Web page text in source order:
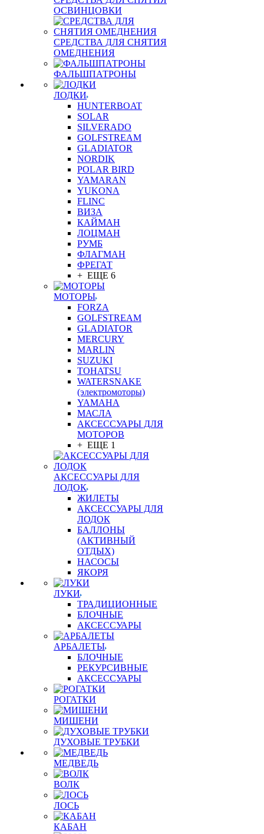
ОСВИНЦОВКИ
СРЕДСТВА ДЛЯ СНЯТИЯ
ОМЕДНЕНИЯ
ФАЛЬШПАТРОНЫ
ЛОДКИ
HUNTERBOAT
SOLAR
SILVERADO
GOLFSTREAM
GLADIATOR
NORDIK
POLAR BIRD
YAMARAN
YUKONA
FLINC
ВИЗА
КАЙМАН
ЛОЦМАН
РУМБ
ФЛАГМАН
ФРЕГАТ
+ ЕЩЕ 6
МОТОРЫ
FORZA
GOLFSTREAM
GLADIATOR
MERCURY
MARLIN
SUZUKI
TOHATSU
WATERSNAKE
(электромоторы)
YAMAHA
МАСЛА
АКСЕССУАРЫ ДЛЯ
МОТОРОВ
+ ЕЩЕ 1
АКСЕССУАРЫ ДЛЯ
ЛОДОК
ЖИЛЕТЫ
АКСЕССУАРЫ ДЛЯ
ЛОДОК
БАЛЛОНЫ
(АКТИВНЫЙ
ОТДЫХ)
НАСОСЫ
ЯКОРЯ
ЛУКИ
ТРАДИЦИОННЫЕ
БЛОЧНЫЕ
АКСЕССУАРЫ
АРБАЛЕТЫ
БЛОЧНЫЕ
РЕКУРСИВНЫЕ
АКСЕССУАРЫ
РОГАТКИ
МИШЕНИ
ДУХОВЫЕ ТРУБКИ
МЕДВЕДЬ
ВОЛК
ЛОСЬ
КАБАН